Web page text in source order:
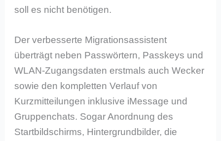
soll es nicht benötigen.
Der verbesserte Migrationsassistent
überträgt neben Passwörtern, Passkeys und
WLAN-Zugangsdaten erstmals auch Wecker
sowie den kompletten Verlauf von
Kurzmitteilungen inklusive iMessage und
Gruppenchats. Sogar Anordnung des
Startbildschirms, Hintergrundbilder, die